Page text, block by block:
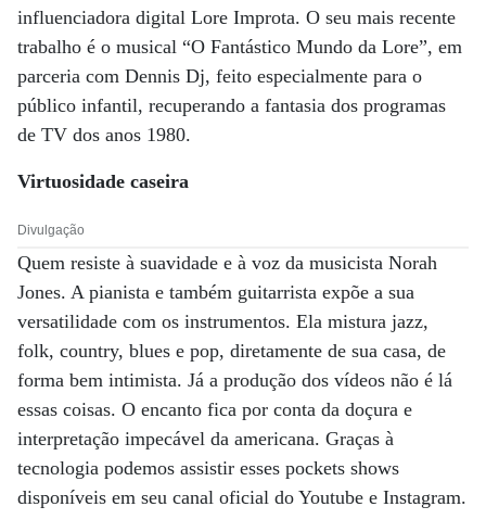
influenciadora digital Lore Improta. O seu mais recente
trabalho é o musical “O Fantástico Mundo da Lore”, em
parceria com Dennis Dj, feito especialmente para o
público infantil, recuperando a fantasia dos programas
de TV dos anos 1980.
Virtuosidade caseira
Divulgação
Quem resiste à suavidade e à voz da musicista Norah
Jones. A pianista e também guitarrista expõe a sua
versatilidade com os instrumentos. Ela mistura jazz,
folk, country, blues e pop, diretamente de sua casa, de
forma bem intimista. Já a produção dos vídeos não é lá
essas coisas. O encanto fica por conta da doçura e
interpretação impecável da americana. Graças à
tecnologia podemos assistir esses pockets shows
disponíveis em seu canal oficial do Youtube e Instagram.